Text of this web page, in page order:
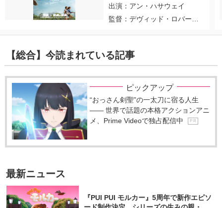
出演：アン・ハサウェイ
監督：デヴィッド・ロバー
【総合】今読まれている記事
ピックアップ
“おっさん剣聖”の一太刀に宿る人生
―― 世界で話題の本格アクションアニ
メ、Prime Videoで独占配信中
P R
最新ニュース
『PUI PUI モルカー』5周年で新作エピソ